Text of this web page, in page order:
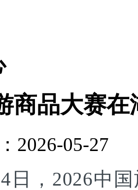
商品大赛
2026-05-27
日，2026中